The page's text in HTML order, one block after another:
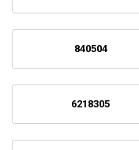
840504
6218305